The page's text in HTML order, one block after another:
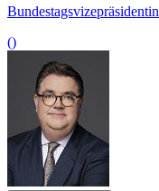
Bundestagsvizepräsidentin
()